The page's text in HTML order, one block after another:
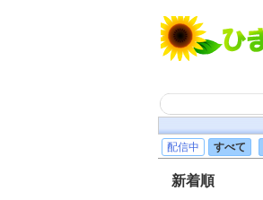
配信中
すべて
新着順